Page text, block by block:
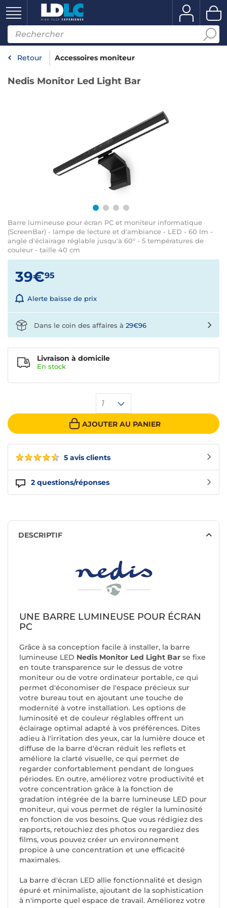
Retour Accessoires moniteur
Nedis Monitor Led Light Bar
Barre lumineuse pour écran PC et moniteur informatique
(ScreenBar) - lampe de lecture et d'ambiance - LED - 60 lm -
angle d'éclairage réglable jusqu'à 60° - 5 températures de
couleur - taille 40 cm
5 avis clients
2 questions/réponses
39€95
Alerte baisse de prix
1
AJOUTER AU PANIER
Livraison à domicile
En stock
Dans le coin des affaires à 29€96
DESCRIPTIF
UNE BARRE LUMINEUSE POUR ÉCRAN
PC
Grâce à sa conception facile à installer, la barre
lumineuse LED Nedis Monitor Led Light Bar se fixe
en toute transparence sur le dessus de votre
moniteur ou de votre ordinateur portable, ce qui
permet d'économiser de l'espace précieux sur
votre bureau tout en ajoutant une touche de
modernité à votre installation. Les options de
luminosité et de couleur réglables offrent un
éclairage optimal adapté à vos préférences. Dites
adieu à l'irritation des yeux, car la lumière douce et
diffuse de la barre d'écran réduit les reflets et
améliore la clarté visuelle, ce qui permet de
regarder confortablement pendant de longues
périodes. En outre, améliorez votre productivité et
votre concentration grâce à la fonction de
gradation intégrée de la barre lumineuse LED pour
moniteur, qui vous permet de régler la luminosité
en fonction de vos besoins. Que vous rédigiez des
rapports, retouchiez des photos ou regardiez des
films, vous pouvez créer un environnement
propice à une concentration et une efficacité
maximales.
La barre d'écran LED allie fonctionnalité et design
épuré et minimaliste, ajoutant de la sophistication
à n'importe quel espace de travail. Améliorez votre